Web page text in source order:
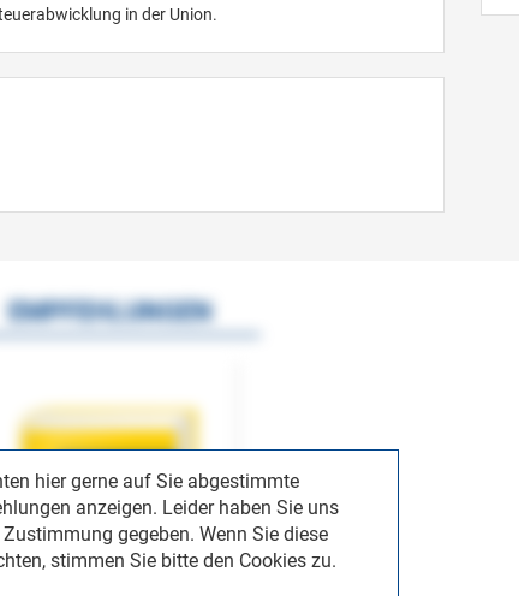
in der Union.
hier gerne auf Sie abgestimmte
anzeigen. Leider haben Sie uns
gegeben. Wenn Sie diese
stimmen Sie bitte den Cookies zu.
EMPFEHLUNGEN